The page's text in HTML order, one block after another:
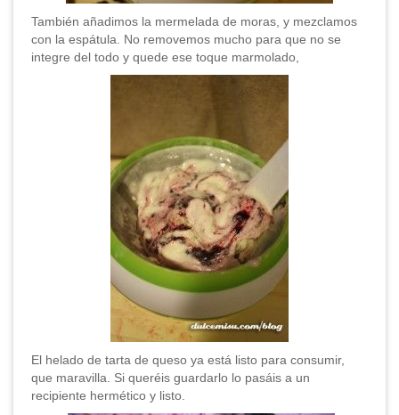
También añadimos la mermelada de moras, y mezclamos
con la espátula. No removemos mucho para que no se
integre del todo y quede ese toque marmolado,
El helado de tarta de queso ya está listo para consumir,
que maravilla. Si queréis guardarlo lo pasáis a un
recipiente hermético y listo.